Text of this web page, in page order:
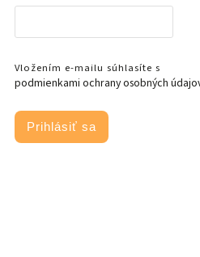
Vložením e-mailu súhlasíte s
podmienkami ochrany osobných
Prihlásiť sa